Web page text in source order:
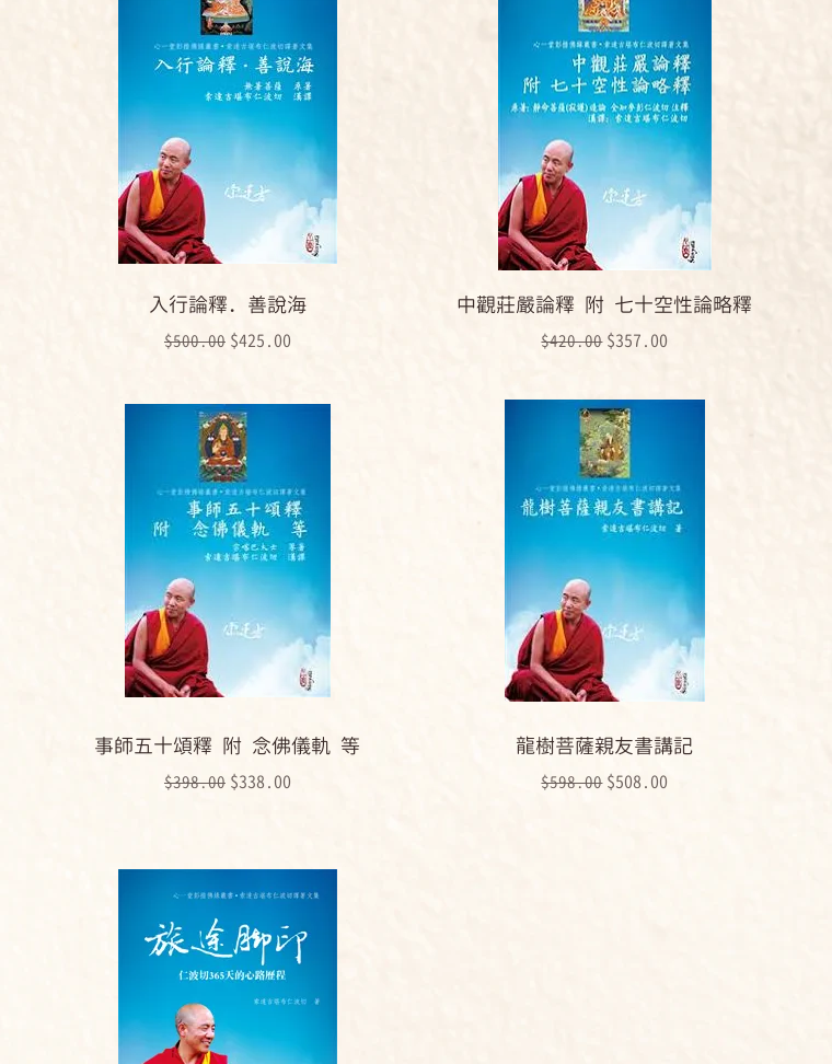
入行論釋．善說海
一般價格
$500.00 促銷價格
$425.00
中觀莊嚴論釋 附 七十空性論略釋
一般價格
$420.00 促銷價格
$357.00
事師五十頌釋 附 念佛儀軌 等
一般價格
$398.00 促銷價格
$338.00
龍樹菩薩親友書講記
一般價格
$598.00 促銷價格
$508.00